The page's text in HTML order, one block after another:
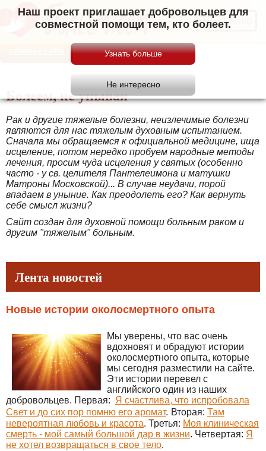
Наш проект приглашает добровольцев для
совместной помощи тем, кто болеет.Меню
Болеем, не унывая
Рак и другие тяжелые болезни, неизлечимые болезни
являются для нас тяжелым духовным испытанием.
Сначала мы обращаемся к официальной медицине, ища
исцеление, потом нередко пробуем народные методы
лечения, просим чуда исцеления у святых (особенно
часто - у св. целителя Пантелеимона и матушки
Матроны Московской)... В случае неудачи, порой
впадаем в уныние. Как преодолеть его? Как вернуть
себе смысл жизни?
Сайт создан для духовной помощи больным раком и
другим "тяжелым" больным.
Лента новостей
Новые истории околосмертного опыта
Мы уверены, что вас очень
вдохновят и обрадуют истории
околосмертного опыта, которые
мы сегодня разместили на сайте.
Эти истории перевел с
английского один из наших
добровольцев. Первая: Я счастлива, что испробовала
Свет и до сих пор помню его аромат. Вторая: Там
невероятная любовь и красота. Третья: Моя клиническая
смерть - мой самый большой дар в жизни. Четвертая: Я
не хотел возвращаться в свое тело.